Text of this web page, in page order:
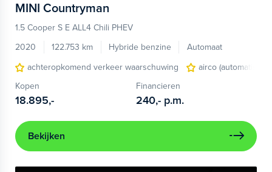
MINI Countryman
1.5 Cooper S E ALL4 Chili PHEV
2020
122.753 km Hybride benzine
Automaat
achteropkomend verkeer waarschuwing
airco (automatisch)
Kopen
18.895,-
Financieren
240,- p.m.
Bekijken